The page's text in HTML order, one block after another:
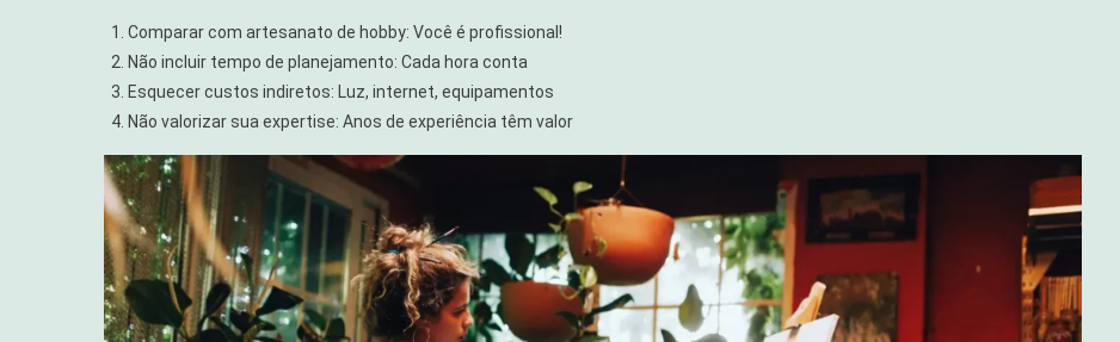
Comparar com artesanato de hobby: Você é profissional!
Não incluir tempo de planejamento: Cada hora conta
Esquecer custos indiretos: Luz, internet, equipamentos
Não valorizar sua expertise: Anos de experiência têm valor